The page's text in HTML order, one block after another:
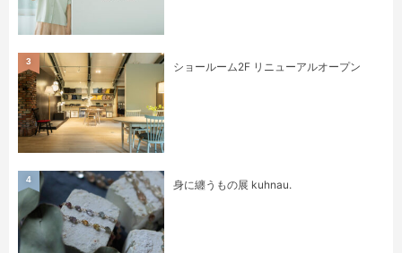
ショールーム2F リニューアルオープン
3
身に纏うもの展 kuhnau.
4